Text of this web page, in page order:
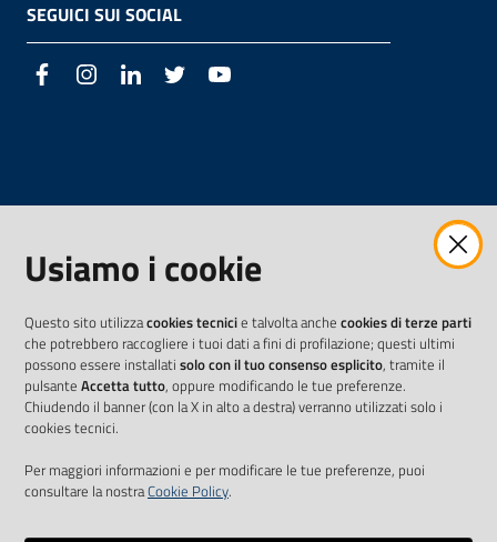
SEGUICI SUI SOCIAL
FacebookInstagramLinkedIn Twitter
Usiamo i cookie
Questo sito utilizzacookies tecnicie talvolta anche cookies di terze parti
che potrebbero raccogliere i tuoi dati a fini di profilazione; questi ultimi
possono essere installati solo con il tuo consenso esplicito, tramite il
pulsante Accetta tutto, oppure modificando le tue preferenze.
Chiudendo il banner (con la X in alto a destra) verranno utilizzati solo i
cookies tecnici.
Per maggiori informazioni e per modificare le tue preferenze, puoi
consultare la nostraCookie Policy.